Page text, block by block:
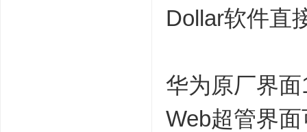
Dollar软件直
华为原厂界
Web超管界